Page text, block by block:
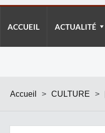
ACCUEIL ACTUALITÉ
Accueil > CULTURE >